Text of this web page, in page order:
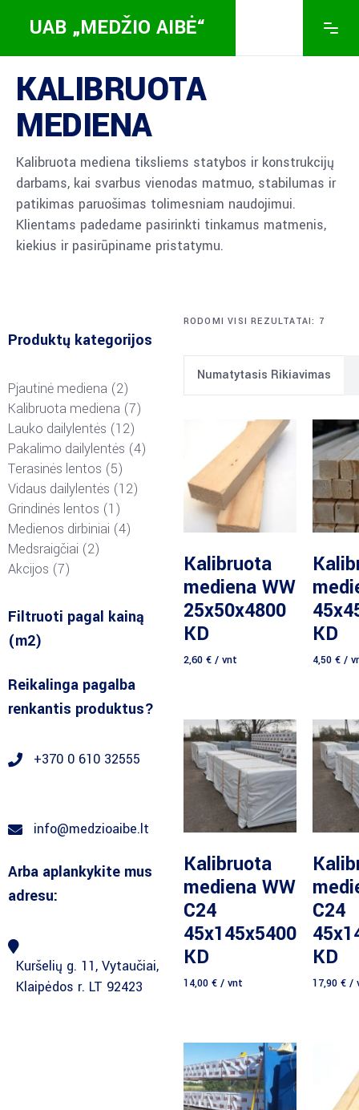
UAB „MEDŽIO AIBĖ“
KALIBRUOTA
MEDIENA
Kalibruota mediena tiksliems statybos ir konstrukcijų
darbams, kai svarbus vienodas matmuo, stabilumas ir
patikimas paruošimas tolimesniam naudojimui.
Klientams padedame pasirinkti tinkamus matmenis,
kiekius ir pasirūpiname pristatymu.
Produktų kategorijos
Pjautinė mediena 2
Kalibruota mediena 7
Lauko dailylentės 12
Pakalimo dailylentės 4
Terasinės lentos 5
Vidaus dailylentės 12
Grindinės lentos 1
Medienos dirbiniai 4
Medsraigčiai 2
Akcijos 7
Filtruoti pagal kainą
(m2)
Reikalinga pagalba
renkantis produktus?
+370 0 610 32555
info@medzioaibe.lt
Arba aplankykite mus
adresu:
Kuršelių g. 11, Vytaučiai,
Klaipėdos r. LT 92423
RODOMI VISI REZULTATAI: 7
Numatytasis Rikiavimas
Daugiau
Kalibruota
mediena WW
25x50x4800
KD
2,60 €/ vnt
KD
4,50 €/
Daugiau
Kalibruota
mediena WW
C24
45x145x5400
KD
14,00 €/ vnt
C24
KD
17,90 €/